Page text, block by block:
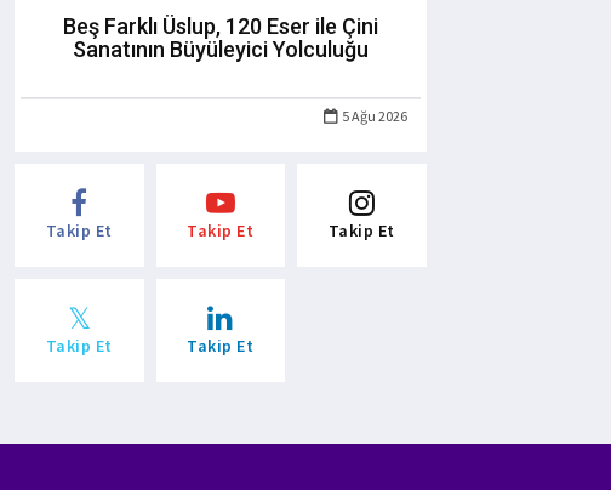
Beş Farklı Üslup, 120 Eser ile Çini
Sanatının Büyüleyici Yolculuğu
5 Ağu 2026
Takip Et Takip Et Takip Et
Takip Et Takip Et